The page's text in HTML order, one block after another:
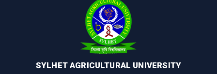
SYLHET AGRICULTURAL UNIVERSITY